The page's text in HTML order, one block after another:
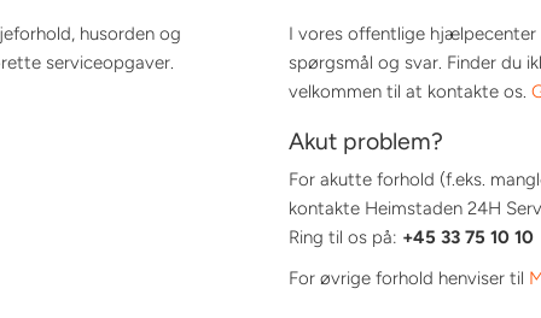
husorden og
serviceopgaver.
I vores offentlige hjælpecenter
spørgsmål og svar. Finder du
velkommen til at kontakte os.
Akut problem?
For akutte forhold (f.eks.
kontakte Heimstaden 24H
Ring til os på: +45 33 75 10 10
For øvrige forhold henviser til